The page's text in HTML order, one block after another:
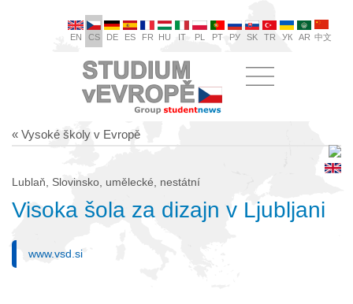
EN CS DE ES FR HU IT PL PT РУ SK TR УК AR 中文
« Vysoké školy v Evropě
Lublaň, Slovinsko, umělecké, nestátní
Visoka šola za dizajn v Ljubljani
www.vsd.si